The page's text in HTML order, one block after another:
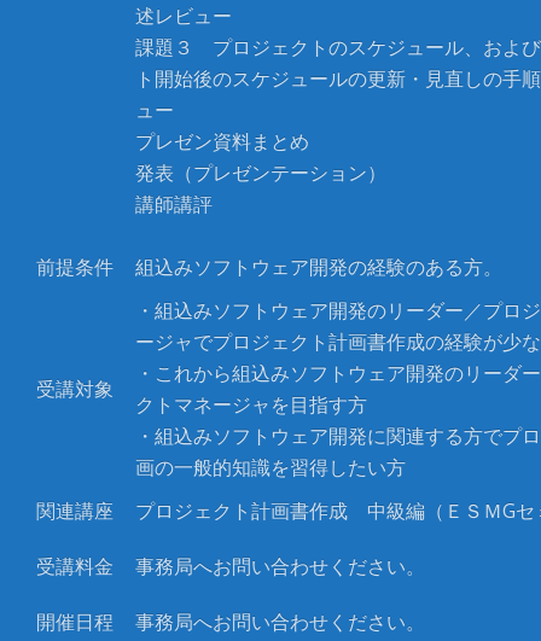
述レビュー
課題３ プロジェクトのスケジュール、およ
ト開始後のスケジュールの更新・見直しの手
ュー
プレゼン資料まとめ
発表（プレゼンテーション）
講師講評
前提条件 組込みソフトウェア開発の経験のある方。
受講対象
・組込みソフトウェア開発のリーダー／プロ
ージャでプロジェクト計画書作成の経験が少
・これから組込みソフトウェア開発のリーダ
クトマネージャを目指す方
・組込みソフトウェア開発に関連する方でプ
画の一般的知識を習得したい方
関連講座
プロジェクト計画書作成 中級編（ＥＳＭGセ
受講料金 事務局へお問い合わせください。
開催日程 事務局へお問い合わせください。